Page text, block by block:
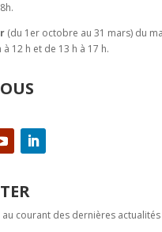
(du 1er octobre au 31 mars) du
12 h et de 13 h à 17 h.
courant des dernières actualités